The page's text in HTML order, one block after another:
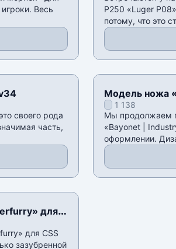
Весь
P250 «Luger
потому, что это
своего рода
часть,
Модель ножа
v341 138
Мы продолжаем
«Bayonet |
оформлении.
для
для CSS
зазубренной